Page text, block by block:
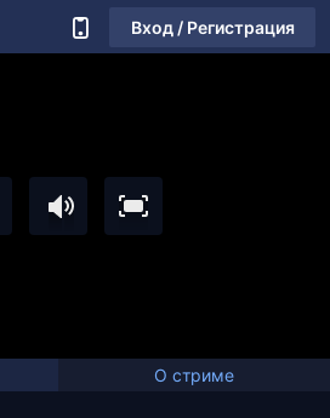
Вход / Регистрация
О стриме